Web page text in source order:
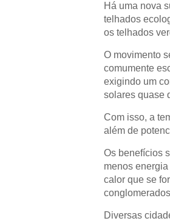
Há uma nova
telhados
os telhados
O movimento
comumente
exigindo um
solares quase
Com isso, a
além de
Os benefícios
menos
calor que se
Diversas